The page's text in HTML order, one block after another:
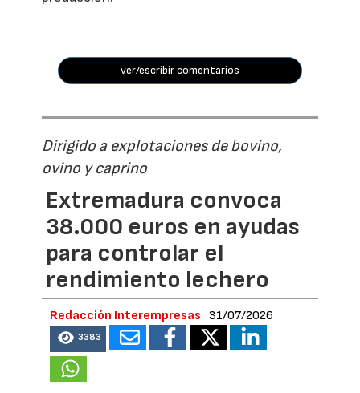
ver/escribir comentarios
Dirigido a explotaciones de bovino,
ovino y caprino
Extremadura convoca
38.000 euros en ayudas
para controlar el
rendimiento lechero
Redacción Interempresas 31/07/2026
3383